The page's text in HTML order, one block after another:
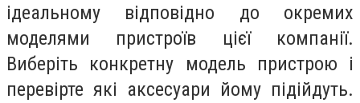
ідеальному відповідно до окремих
моделями пристроїв цієї компанії.
Виберіть конкретну модель пристрою і
перевірте які аксесуари йому підійдуть.